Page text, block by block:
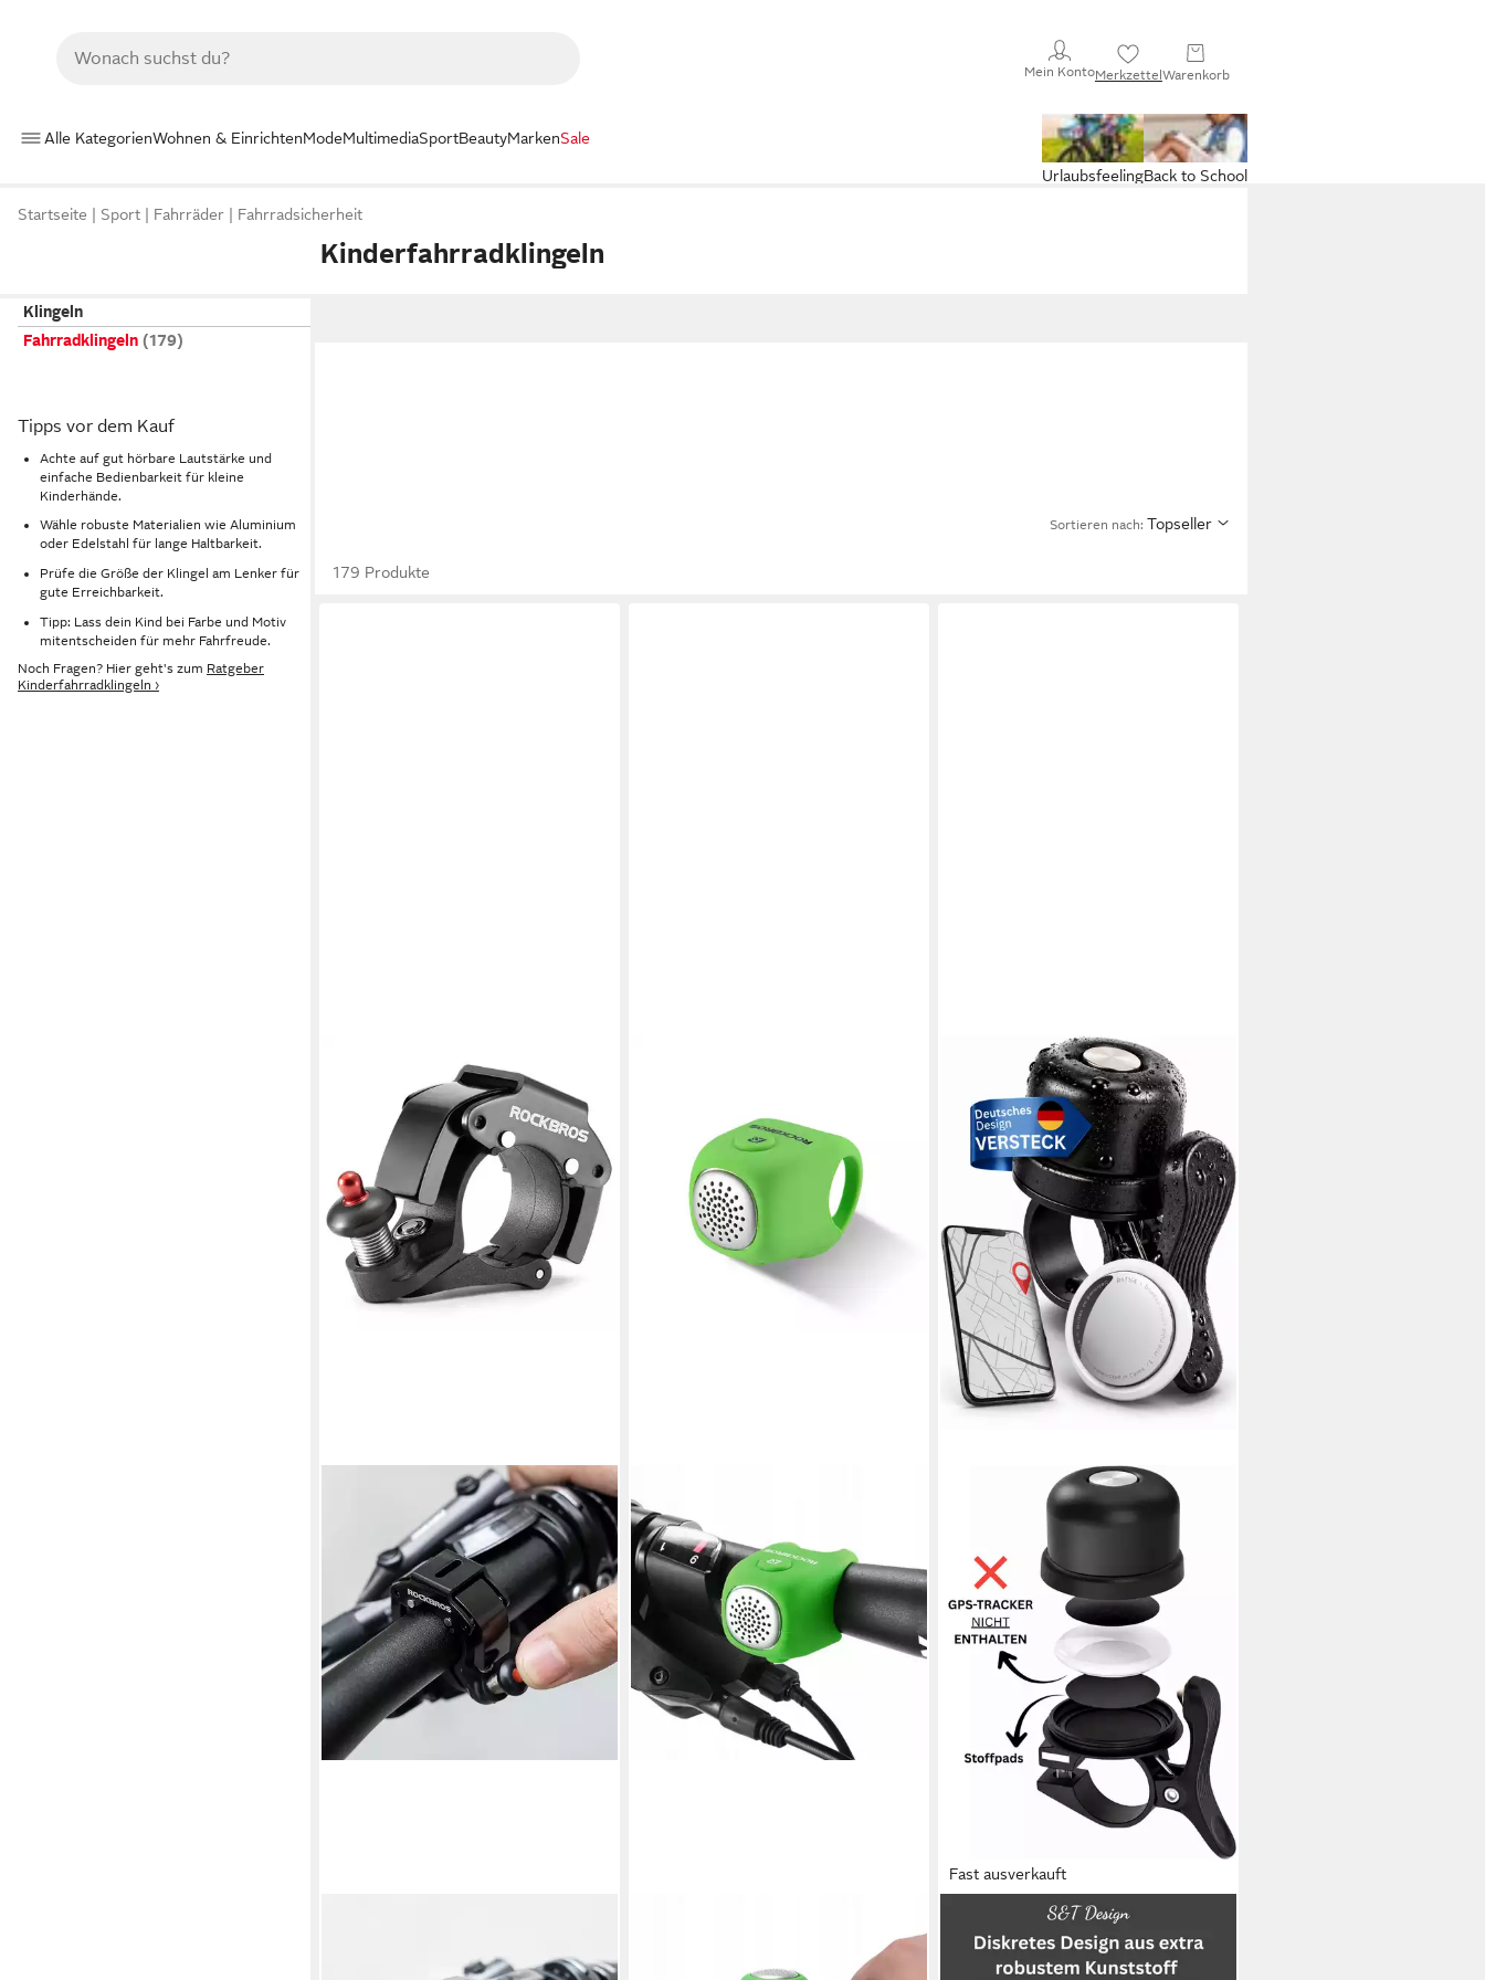
Mein KontoMerkzettelWarenkorb
Alle KategorienWohnen & EinrichtenModeMultimediaSportBeautyMarkenSale
Back to School
Urlaubsfeeling
Startseite Sport Fahrräder Fahrradsicherheit
Kinderfahrradklingeln
Klingeln
Fahrradklingeln
Tipps vor dem Kauf
Achte auf gut hörbare Lautstärke und
einfache Bedienbarkeit für kleine
Kinderhände.
Wähle robuste Materialien wie Aluminium
oder Edelstahl für lange Haltbarkeit.
Prüfe die Größe der Klingel am Lenker für
gute Erreichbarkeit.
Tipp: Lass dein Kind bei Farbe und Motiv
mitentscheiden für mehr Fahrfreude.
Noch Fragen? Hier geht's zum Ratgeber
Kinderfahrradklingeln ›
Sortieren nach: Topseller
179 Produkte
Fahrradklingel, laut stabil Aluminium
Fahrradklingel MTB Rennrad E-Bike
Lenker Fahrradklingel, Elektrische
Fast ausverkauft
Fahrradklingel Fahrradklingel Für
Apple AirTag und Android Tag